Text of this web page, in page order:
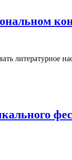
литературное